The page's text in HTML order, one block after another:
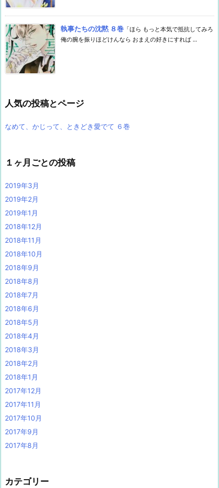
執事たちの沈黙 ８巻 「ほら もっと本気で抵抗してみろ
俺の腕を振りほどけんなら おまえの好きにすれば ...
人気の投稿とページ
なめて、かじって、ときどき愛でて ６巻
１ヶ月ごとの投稿
2019年3月
2019年2月
2019年1月
2018年12月
2018年11月
2018年10月
2018年9月
2018年8月
2018年7月
2018年6月
2018年5月
2018年4月
2018年3月
2018年2月
2018年1月
2017年12月
2017年11月
2017年10月
2017年9月
2017年8月
カテゴリー